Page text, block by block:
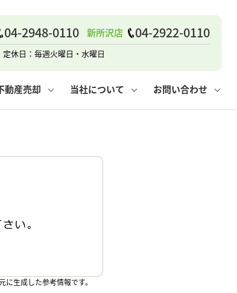
04-2948-0110 新所沢店 04-2922-0110
休日：毎週火曜日・水曜日
動産売却 当社について お問い合わせ
その他の問合せ
賃貸vs持ち家
仲介と買取の違い
方針
生成した参考情報です。